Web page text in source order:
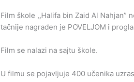
Film škole ,,Halifa bin Zaid Al Nahjan”
tačnije nagrađen je POVELJOM i
Film se nalazi na sajtu škole.
U filmu se pojavljuje 400 učenika